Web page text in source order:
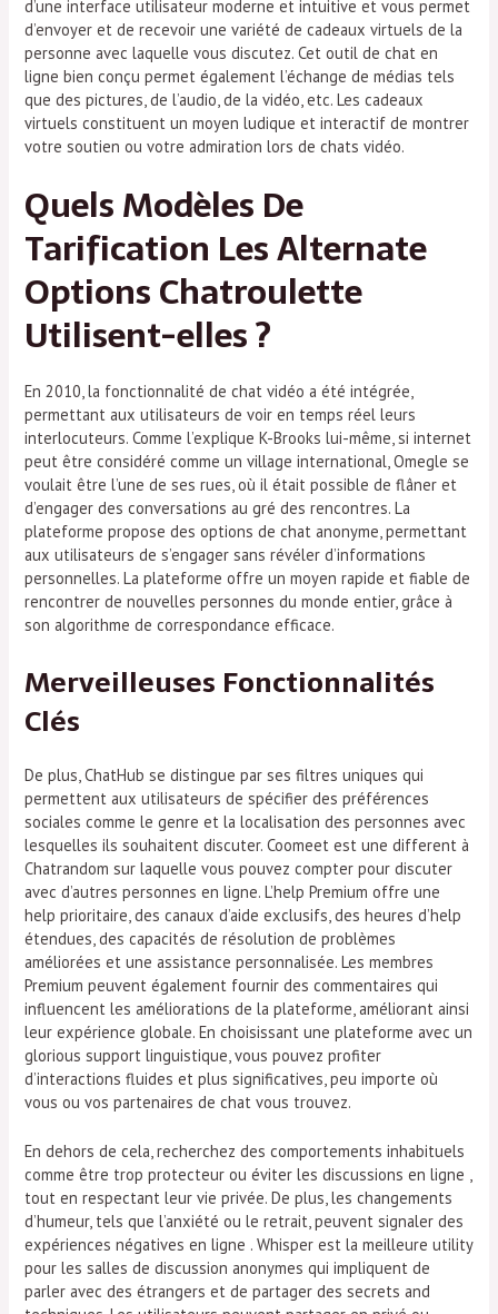
d’une interface utilisateur moderne et intuitive et vous permet
d’envoyer et de recevoir une variété de cadeaux virtuels de la
personne avec laquelle vous discutez. Cet outil de chat en
ligne bien conçu permet également l’échange de médias tels
que des pictures, de l’audio, de la vidéo, etc. Les cadeaux
virtuels constituent un moyen ludique et interactif de montrer
votre soutien ou votre admiration lors de chats vidéo.
Quels Modèles De
Tarification Les Alternate
Options Chatroulette
Utilisent-elles ?
En 2010, la fonctionnalité de chat vidéo a été intégrée,
permettant aux utilisateurs de voir en temps réel leurs
interlocuteurs. Comme l’explique K-Brooks lui-même, si internet
peut être considéré comme un village international, Omegle se
voulait être l’une de ses rues, où il était possible de flâner et
d’engager des conversations au gré des rencontres. La
plateforme propose des options de chat anonyme, permettant
aux utilisateurs de s’engager sans révéler d’informations
personnelles. La plateforme offre un moyen rapide et fiable de
rencontrer de nouvelles personnes du monde entier, grâce à
son algorithme de correspondance efficace.
Merveilleuses Fonctionnalités
Clés
De plus, ChatHub se distingue par ses filtres uniques qui
permettent aux utilisateurs de spécifier des préférences
sociales comme le genre et la localisation des personnes avec
lesquelles ils souhaitent discuter. Coomeet est une different à
Chatrandom sur laquelle vous pouvez compter pour discuter
avec d’autres personnes en ligne. L’help Premium offre une
help prioritaire, des canaux d’aide exclusifs, des heures d’help
étendues, des capacités de résolution de problèmes
améliorées et une assistance personnalisée. Les membres
Premium peuvent également fournir des commentaires qui
influencent les améliorations de la plateforme, améliorant ainsi
leur expérience globale. En choisissant une plateforme avec un
glorious support linguistique, vous pouvez profiter
d’interactions fluides et plus significatives, peu importe où
vous ou vos partenaires de chat vous trouvez.
En dehors de cela, recherchez des comportements inhabituels
comme être trop protecteur ou éviter les discussions en ligne ,
tout en respectant leur vie privée. De plus, les changements
d’humeur, tels que l’anxiété ou le retrait, peuvent signaler des
expériences négatives en ligne . Whisper est la meilleure utility
pour les salles de discussion anonymes qui impliquent de
parler avec des étrangers et de partager des secrets and